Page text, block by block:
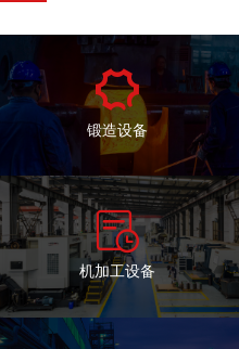

锻造设备

机加工设备